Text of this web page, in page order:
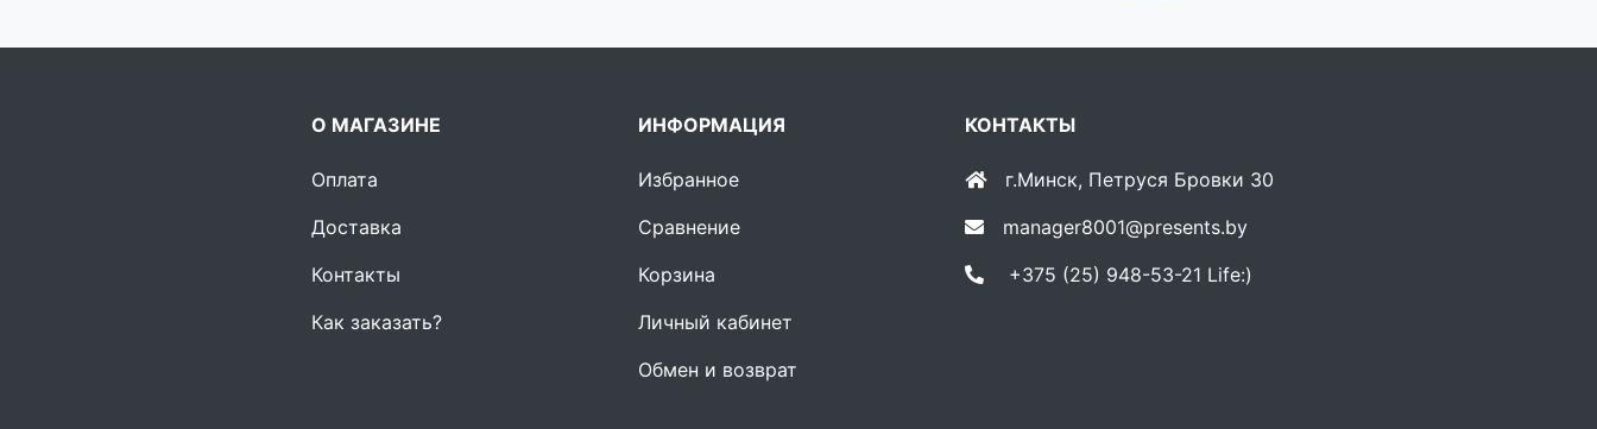
О МАГАЗИНЕ
Оплата
Доставка
Контакты
Как заказать?
ИНФОРМАЦИЯ
Избранное
Сравнение
Корзина
Личный кабинет
Обмен и возврат
КОНТАКТЫ
г.Минск, Петруся Бровки 30
manager8001@presents.by
+375 (25) 948-53-21 Life:)